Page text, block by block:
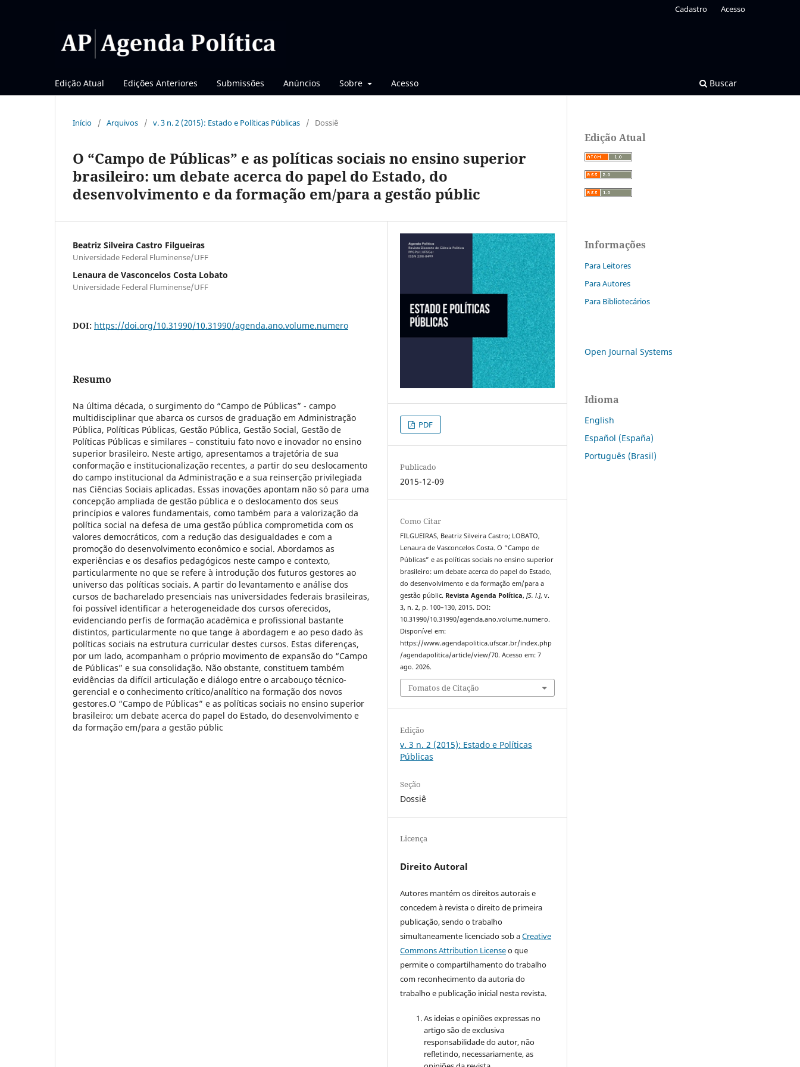
Edição Atual Edições Anteriores Submissões Anúncios Sobre Acesso Buscar
Cadastro Acesso
Início / Arquivos / v. 3 n. 2 (2015): Estado e Políticas Públicas / Dossiê
O “Campo de Públicas” e as políticas sociais no ensino superior
brasileiro: um debate acerca do papel do Estado, do
desenvolvimento e da formação em/para a gestão públic
Beatriz Silveira Castro Filgueiras
Universidade Federal Fluminense/UFF
Lenaura de Vasconcelos Costa Lobato
Universidade Federal Fluminense/UFF
DOI: https://doi.org/10.31990/10.31990/agenda.ano.volume.numero
Resumo
Na última década, o surgimento do “Campo de Públicas” - campo
multidisciplinar que abarca os cursos de graduação em Administração
Pública, Políticas Públicas, Gestão Pública, Gestão Social, Gestão de
Políticas Públicas e similares – constituiu fato novo e inovador no ensino
superior brasileiro. Neste artigo, apresentamos a trajetória de sua
conformação e institucionalização recentes, a partir do seu deslocamento
do campo institucional da Administração e a sua reinserção privilegiada
nas Ciências Sociais aplicadas. Essas inovações apontam não só para uma
concepção ampliada de gestão pública e o deslocamento dos seus
princípios e valores fundamentais, como também para a valorização da
política social na defesa de uma gestão pública comprometida com os
valores democráticos, com a redução das desigualdades e com a
promoção do desenvolvimento econômico e social. Abordamos as
experiências e os desafios pedagógicos neste campo e contexto,
particularmente no que se refere à introdução dos futuros gestores ao
universo das políticas sociais. A partir do levantamento e análise dos
cursos de bacharelado presenciais nas universidades federais brasileiras,
foi possível identificar a heterogeneidade dos cursos oferecidos,
evidenciando perfis de formação acadêmica e profissional bastante
distintos, particularmente no que tange à abordagem e ao peso dado às
políticas sociais na estrutura curricular destes cursos. Estas diferenças,
por um lado, acompanham o próprio movimento de expansão do “Campo
de Públicas” e sua consolidação. Não obstante, constituem também
evidências da difícil articulação e diálogo entre o arcabouço técnico-
gerencial e o conhecimento crítico/analítico na formação dos novos
gestores.O “Campo de Públicas” e as políticas sociais no ensino superior
brasileiro: um debate acerca do papel do Estado, do desenvolvimento e
da formação em/para a gestão públic
PDF
Publicado
2015-12-09
Como Citar
FILGUEIRAS, Beatriz Silveira Castro; LOBATO,
Lenaura de Vasconcelos Costa. O “Campo de
Públicas” e as políticas sociais no ensino superior
brasileiro: um debate acerca do papel do Estado,
do desenvolvimento e da formação em/para a
gestão públic. Revista Agenda Política,[S. l.], v.
3, n. 2, p. 100–130, 2015. DOI:
10.31990/10.31990/agenda.ano.volume.numero.
Disponível em:
https://www.agendapolitica.ufscar.br/index.php
/agendapolitica/article/view/70. Acesso em: 7
ago. 2026.
Fomatos de Citação
Edição
v. 3 n. 2 (2015): Estado e Políticas
Públicas
Seção
Dossiê
Licença
Direito Autoral
Autores mantém os direitos autorais e
concedem à revista o direito de primeira
publicação, sendo o trabalho
simultaneamente licenciado sob aCreative
Commons Attribution Licenseo que
permite o compartilhamento do trabalho
com reconhecimento da autoria do
trabalho e publicação inicial nesta revista.
As ideias e opiniões expressas no
artigo são de exclusiva
responsabilidade do autor, não
refletindo, necessariamente, as
Edição Atual
Informações
Para Leitores
Para Autores
Para Bibliotecários
Open Journal Systems
Idioma
English
Español (España)
Português (Brasil)